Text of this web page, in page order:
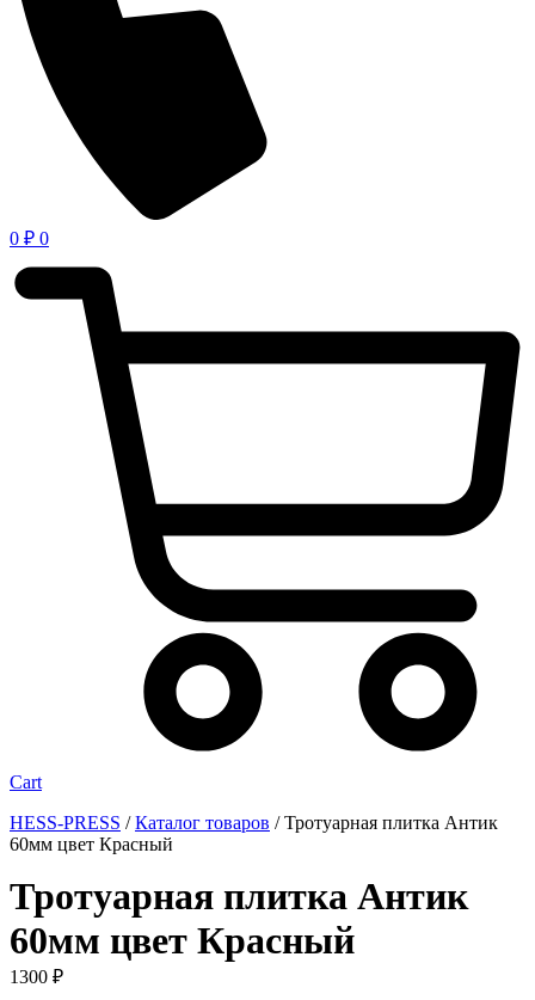
0 ₽ 0
Cart
HESS-PRESS /Каталог товаров /Тротуарная плитка Антик
60мм цвет Красный
Тротуарная плитка Антик
60мм цвет Красный
1300 ₽